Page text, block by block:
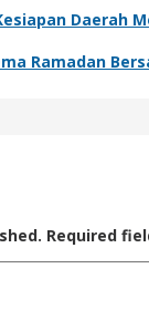
Daerah
Ramadan
Required